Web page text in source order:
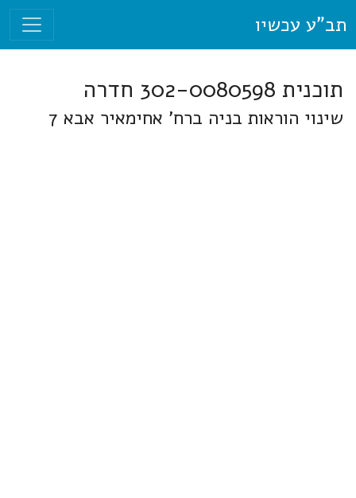
תב"ע עכשיו
תוכנית 302-0080598 חדרה
שינוי הוראות בניה ברח' אחימאיר אבא 7